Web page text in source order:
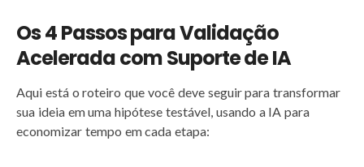
Os 4 Passos para Validação
Acelerada com Suporte de IA
Aqui está o roteiro que você deve seguir para transformar
sua ideia em uma hipótese testável, usando a IA para
economizar tempo em cada etapa: